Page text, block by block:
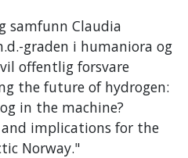
samfunn Claudia
graden i humaniora og
offentlig forsvare
the future of hydrogen:
in the machine?
implications for the
Norway."